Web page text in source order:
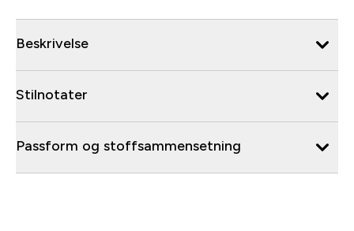
Beskrivelse
Stilnotater
Passform og stoffsammensetning